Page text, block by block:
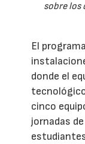
sobre los
El
donde el
cinco
jornadas